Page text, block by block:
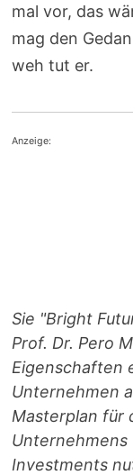
mal vor, das
mag den
weh tut er.
Anzeige:
Sie "Bright
Prof. Dr. Pero
Eigenschaften
Unternehmen
Masterplan für
Unternehmens
Investments